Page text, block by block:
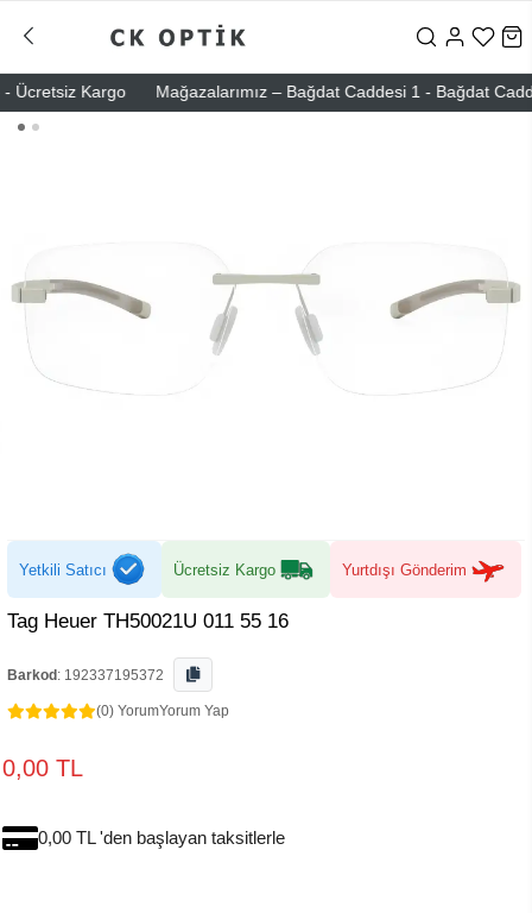
Kargo Mağazalarımız – Bağdat Caddesi 1 - Bağdat
Yetkili Satıcı Ücretsiz Kargo Yurtdışı Gönderim
Tag Heuer TH50021U 011 55 16
Barkod : 192337195372
(0) YorumYorum Yap
0,00 TL
0,00 TL 'den başlayan taksitlerle